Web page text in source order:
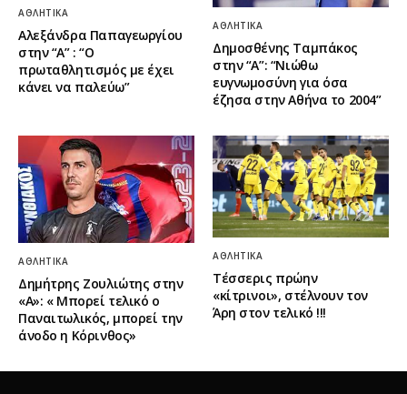
ΑΘΛΗΤΙΚΆ
Αλεξάνδρα Παπαγεωργίου
στην “Α” : “Ο
πρωταθλητισμός με έχει
κάνει να παλεύω”
ΑΘΛΗΤΙΚΆ
Δημοσθένης Ταμπάκος
στην “A”: “Νιώθω
ευγνωμοσύνη για όσα
έζησα στην Αθήνα το 2004”
ΑΘΛΗΤΙΚΆ
Δημήτρης Ζουλιώτης στην
«Α»: « Μπορεί τελικό ο
Παναιτωλικός, μπορεί την
άνοδο η Κόρινθος»
ΑΘΛΗΤΙΚΆ
Τέσσερις πρώην
«κίτρινοι», στέλνουν τον
Άρη στον τελικό !!!